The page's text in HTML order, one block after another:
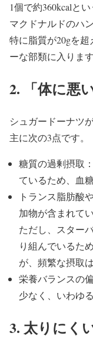
1個で約360kcalと
マクドナルドのハ
特に脂質が20gを
ーな部類に入ります
2. 「体に悪
シュガードーナツ
主に次の3点です。
糖質の過剰摂取
ているため、血
トランス脂肪酸
加物が含まれてい
ただし、スター
り組んでいるた
が、頻繁な摂取
栄養バランスの
少なく、いわゆ
3. 太りにく